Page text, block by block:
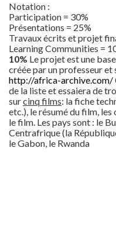
Notation :
Participation = 30%
Présentations = 25%
Travaux écrits et projet
Learning Communities =
10% Le projet est une
créée par un professeur
http://africa-archive.com/
de la liste et essaiera de
surcinq films: la fiche
etc.), le résumé du film,
le film. Les pays sont : le
Centrafrique (la
le Gabon, le Rwanda